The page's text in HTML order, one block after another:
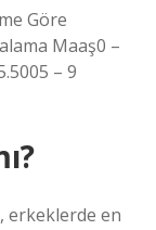
Göre
Maaş0 –
– 9
erkeklerde en